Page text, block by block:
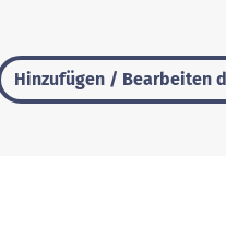
Hinzufügen / Bearbeiten